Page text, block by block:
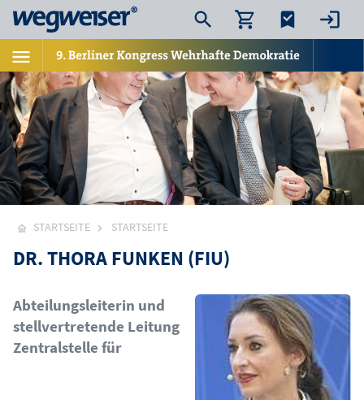
STARTSEITE STARTSEITE
DR. THORA FUNKEN (FIU)
Bild
Abteilungsleiterin und
stellvertretende Leitung
Zentralstelle für